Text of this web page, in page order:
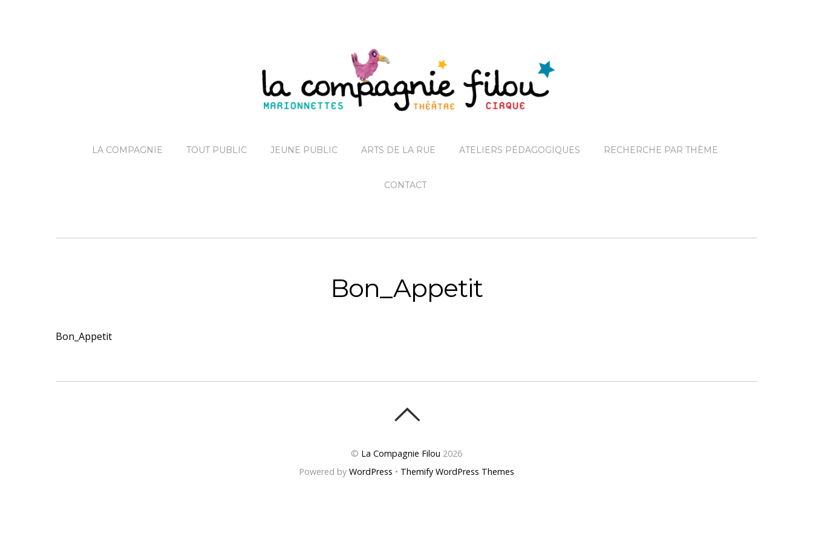
LA COMPAGNIE TOUT PUBLIC JEUNE PUBLIC ARTS DE LA RUE ATELIERS PÉDAGOGIQUES RECHERCHE PAR THÈME
CONTACT
Bon_Appetit
Bon_Appetit
© La Compagnie Filou 2026
Powered by WordPress • Themify WordPress Themes